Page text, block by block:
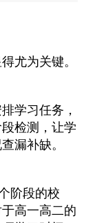
为关键。
学习任务，
检测，让学
漏补缺。
阶段的校
高一高二的